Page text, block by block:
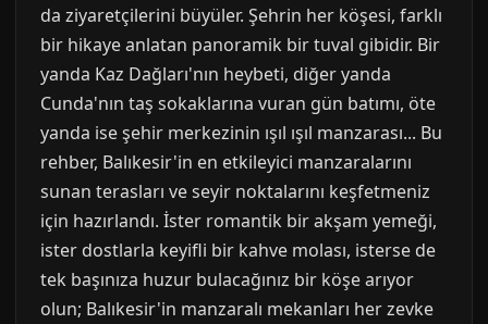
da ziyaretçilerini büyüler. Şehrin her köşesi, farklı
bir hikaye anlatan panoramik bir tuval gibidir. Bir
yanda Kaz Dağları'nın heybeti, diğer yanda
Cunda'nın taş sokaklarına vuran gün batımı, öte
yanda ise şehir merkezinin ışıl ışıl manzarası... Bu
rehber, Balıkesir'in en etkileyici manzaralarını
sunan terasları ve seyir noktalarını keşfetmeniz
için hazırlandı. İster romantik bir akşam yemeği,
ister dostlarla keyifli bir kahve molası, isterse de
tek başınıza huzur bulacağınız bir köşe arıyor
olun; Balıkesir'in manzaralı mekanları her zevke